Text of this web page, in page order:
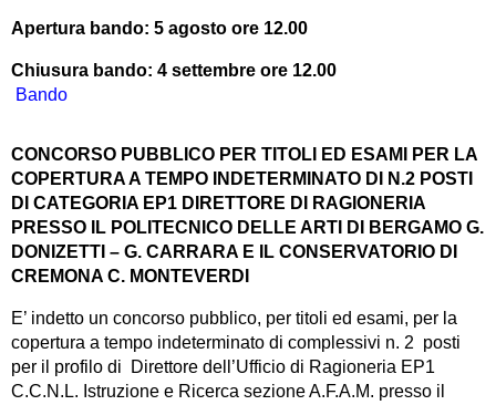
Apertura bando: 5 agosto ore 12.00
Chiusura bando: 4 settembre ore 12.00
Bando
CONCORSO PUBBLICO PER TITOLI ED ESAMI PER LA
COPERTURA A TEMPO INDETERMINATO DI N.2 POSTI
DI CATEGORIA EP1 DIRETTORE DI RAGIONERIA
PRESSO IL POLITECNICO DELLE ARTI DI BERGAMO G.
DONIZETTI – G. CARRARA E IL CONSERVATORIO DI
CREMONA C. MONTEVERDI
E’ indetto un concorso pubblico, per titoli ed esami, per la
copertura a tempo indeterminato di complessivi n. 2 posti
per il profilo di Direttore dell’Ufficio di Ragioneria EP1
C.C.N.L. Istruzione e Ricerca sezione A.F.A.M. presso il